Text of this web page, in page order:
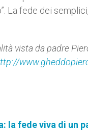
La fede dei
vista da padre
la fede viva di un